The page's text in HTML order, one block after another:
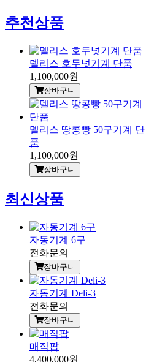
추천상품
델리스 호두넛기계 단품
1,100,000원
장바구니
델리스 땅콩빵 50구기계 단
품
1,100,000원
장바구니
최신상품
자동기계 6구
전화문의
장바구니
자동기계 Deli-3
전화문의
장바구니
매직팝
4,400,000원